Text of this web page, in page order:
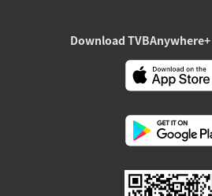
Download